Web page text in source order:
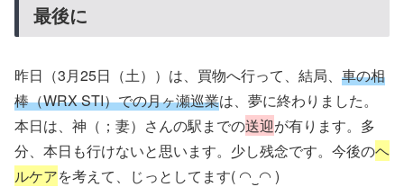
最後に
昨日（3月25日（土））は、買物へ行って、結局、 車の相
棒（WRXSTI）での月ヶ瀬巡業は、夢に終わりました。
本日は、神（；妻）さんの駅までの送迎が有ります。多
分、本日も行けないと思います。少し残念です。今後のヘ
ルケアを考えて、じっとしてます( ◠‿◠ )